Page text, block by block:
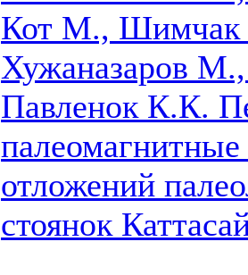
Кот М.,
Хужаназаров
Павленок К.К.
палеомагнитные
отложений
стоянок